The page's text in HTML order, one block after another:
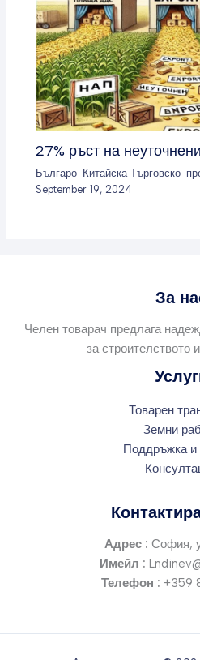
27% ръст на
Българо-Китайска Търговско-
September 19, 2024
За
Челен товарач предлага
за строителството
Товарен
Земни
Поддръжка и
Адрес : София,
Имейл :
Телефон : +359